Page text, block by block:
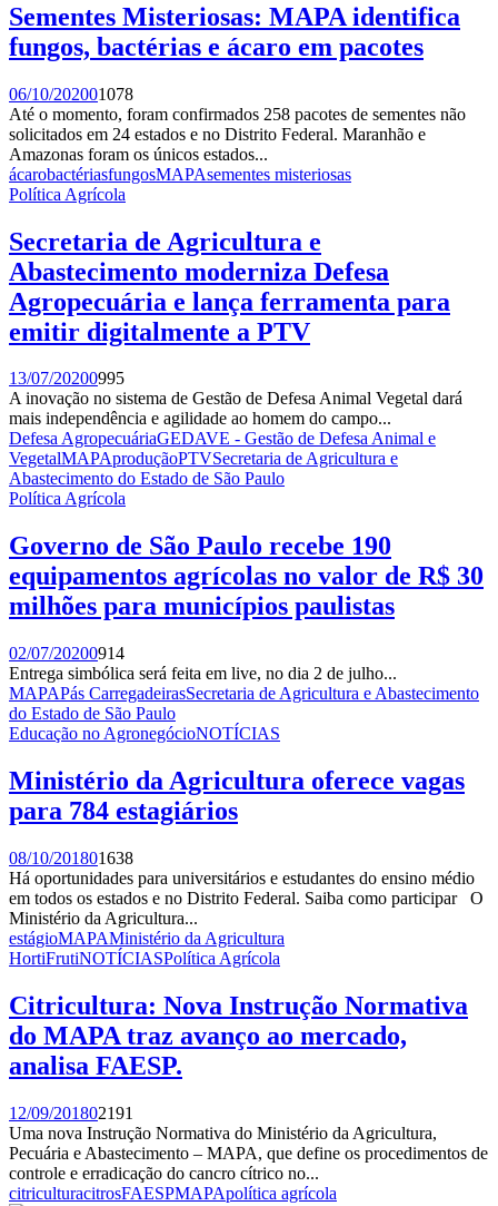
Sementes Misteriosas: MAPA identifica
fungos, bactérias e ácaro em pacotes
06/10/202001078
Até o momento, foram confirmados 258 pacotes de sementes não
solicitados em 24 estados e no Distrito Federal. Maranhão e
Amazonas foram os únicos estados...
ácarobactériasfungosMAPAsementes misteriosas
Política Agrícola
Secretaria de Agricultura e
Abastecimento moderniza Defesa
Agropecuária e lança ferramenta para
emitir digitalmente a PTV
13/07/20200995
A inovação no sistema de Gestão de Defesa Animal Vegetal dará
mais independência e agilidade ao homem do campo...
Defesa AgropecuáriaGEDAVE - Gestão de Defesa Animal e
VegetalMAPAproduçãoPTVSecretaria de Agricultura e
Abastecimento do Estado de São Paulo
Política Agrícola
Governo de São Paulo recebe 190
equipamentos agrícolas no valor de R$ 30
milhões para municípios paulistas
02/07/20200914
Entrega simbólica será feita em live, no dia 2 de julho...
MAPAPás CarregadeirasSecretaria de Agricultura e Abastecimento
do Estado de São Paulo
Educação no AgronegócioNOTÍCIAS
Ministério da Agricultura oferece vagas
para 784 estagiários
08/10/201801638
Há oportunidades para universitários e estudantes do ensino médio
em todos os estados e no Distrito Federal. Saiba como participar O
Ministério da Agricultura...
estágioMAPAMinistério da Agricultura
HortiFrutiNOTÍCIASPolítica Agrícola
Citricultura: Nova Instrução Normativa
do MAPA traz avanço ao mercado,
analisa FAESP.
12/09/201802191
Uma nova Instrução Normativa do Ministério da Agricultura,
Pecuária e Abastecimento – MAPA, que define os procedimentos de
controle e erradicação do cancro cítrico no...
citriculturacitrosFAESPMAPApolítica agrícola